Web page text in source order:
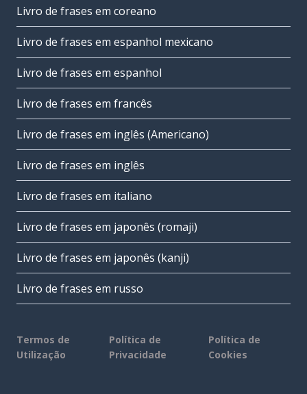
Livro de frases em coreano
Livro de frases em espanhol mexicano
Livro de frases em espanhol
Livro de frases em francês
Livro de frases em inglês (Americano)
Livro de frases em inglês
Livro de frases em italiano
Livro de frases em japonês (romaji)
Livro de frases em japonês (kanji)
Livro de frases em russo
Termos de
Utilização
Política de
Privacidade
Política de
Cookies